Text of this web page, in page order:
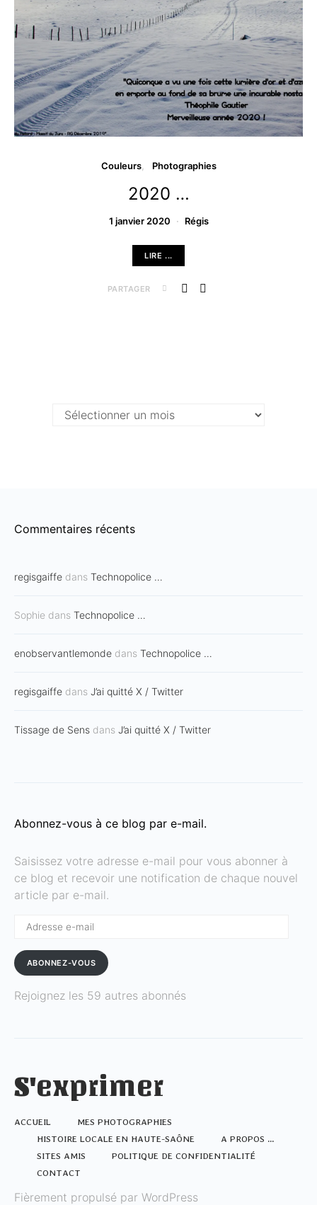
Couleurs Photographies
2020 …
1 janvier 2020 Régis
LIRE ...
PARTAGER
Archives
Commentaires récents
regisgaiffe dans Technopolice …
Sophie dans Technopolice …
enobservantlemonde dans Technopolice …
regisgaiffe dans J’ai quitté X / Twitter
Tissage de Sens dans J’ai quitté X / Twitter
Abonnez-vous à ce blog par e-mail.
Saisissez votre adresse e-mail pour vous abonner à
ce blog et recevoir une notification de chaque nouvel
article par e-mail.
ABONNEZ-VOUS
Rejoignez les 59 autres abonnés
S'exprimer
ACCUEIL
MES PHOTOGRAPHIES
HISTOIRE LOCALE EN HAUTE-SAÔNE
A PROPOS …
SITES AMIS
POLITIQUE DE CONFIDENTIALITÉ
CONTACT
Fièrement propulsé par WordPress